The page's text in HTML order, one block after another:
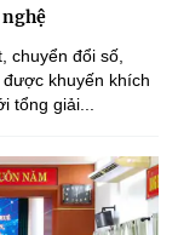
chuyển đổi số,
khuyến khích
tổng giải...